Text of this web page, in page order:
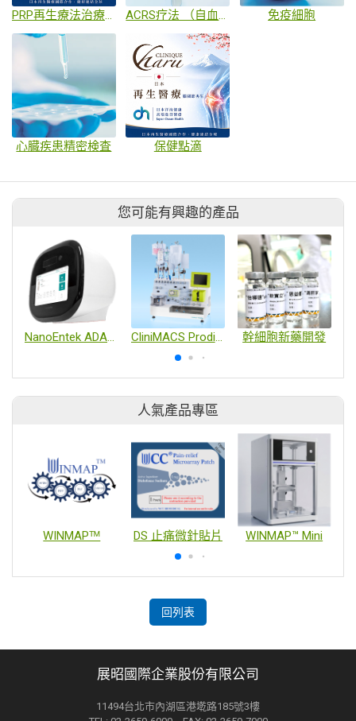
PRP再生療法治療関節 ACRS疗法 （自血富细胞因子血清） 免疫細胞
心臓疾患精密検査 保健點滴
您可能有興趣的產品
NanoEntek ADAM™ MC2自動螢光細胞計數儀 CliniMACS Prodigy®全封閉式自動細胞生產系統 幹細胞新藥開發
人氣產品專區
WINMAPᵀᴹ DS 止痛微針貼片 WINMAP™ Mini
回列表
展昭國際企業股份有限公司
11494台北市內湖區港墘路185號3樓